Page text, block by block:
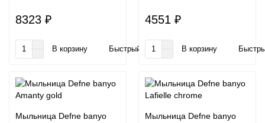
8323 ₽
В корзину Быстрый заказ
4551 ₽
В корзину
Мыльница Defne banyo
Мыльница Defne banyo